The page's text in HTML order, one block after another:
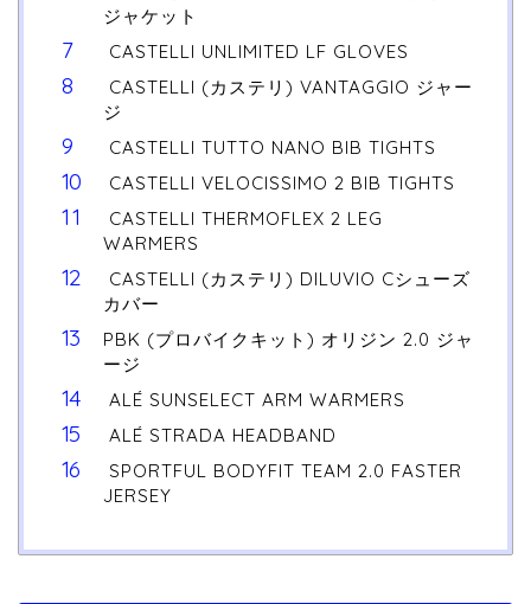
ジャケット
CASTELLI UNLIMITED LF GLOVES
CASTELLI (カステリ) VANTAGGIO ジャー
ジ
CASTELLI TUTTO NANO BIB TIGHTS
CASTELLI VELOCISSIMO 2 BIB TIGHTS
CASTELLI THERMOFLEX 2 LEG
WARMERS
CASTELLI (カステリ) DILUVIO Cシューズ
カバー
PBK (プロバイクキット) オリジン 2.0 ジャ
ージ
ALÉ SUNSELECT ARM WARMERS
ALÉ STRADA HEADBAND
SPORTFUL BODYFIT TEAM 2.0 FASTER
JERSEY